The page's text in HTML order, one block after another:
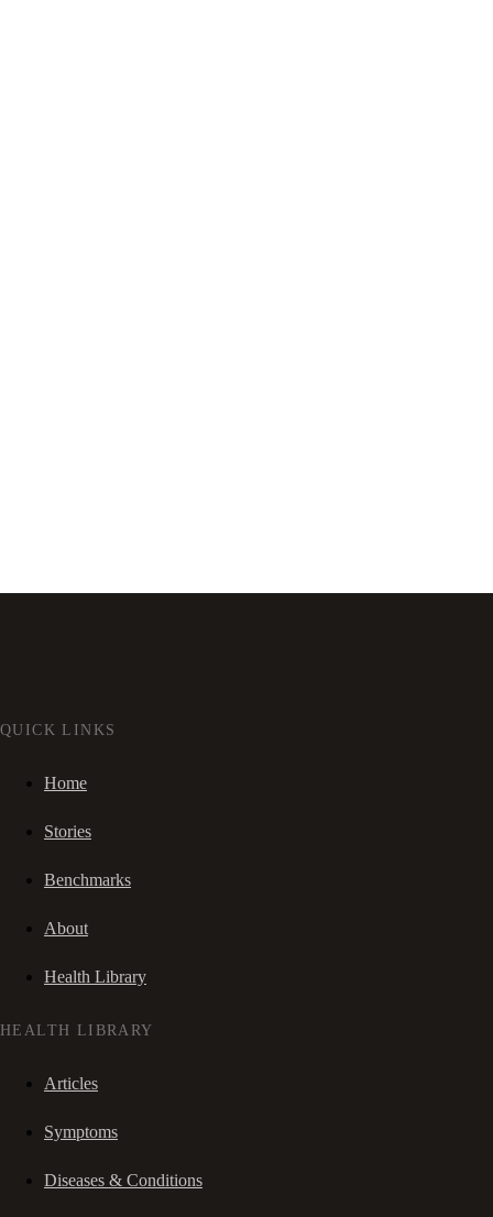
QUICK LINKS
Home
Stories
Benchmarks
About
Health Library
HEALTH LIBRARY
Articles
Symptoms
Diseases & Conditions